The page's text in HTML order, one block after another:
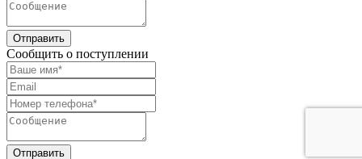
Отправить
Сообщить о поступлении
Отправить